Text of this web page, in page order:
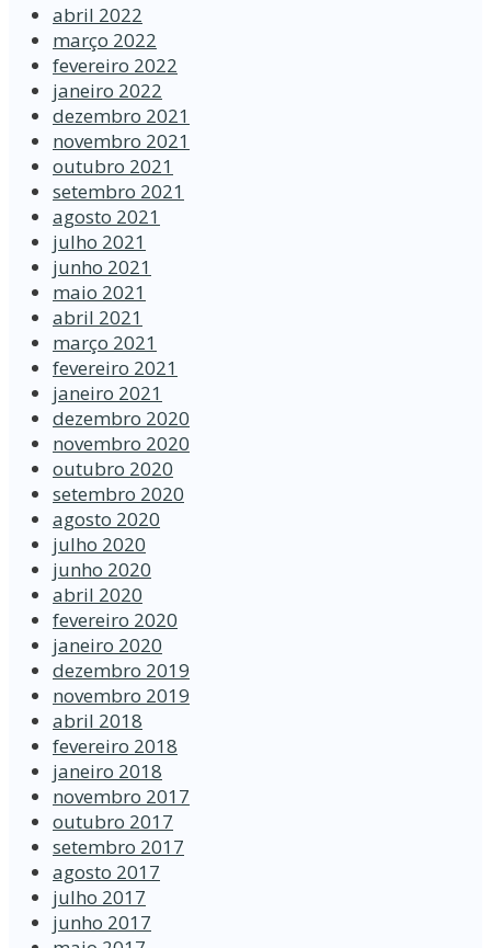
abril 2022
março 2022
fevereiro 2022
janeiro 2022
dezembro 2021
novembro 2021
outubro 2021
setembro 2021
agosto 2021
julho 2021
junho 2021
maio 2021
abril 2021
março 2021
fevereiro 2021
janeiro 2021
dezembro 2020
novembro 2020
outubro 2020
setembro 2020
agosto 2020
julho 2020
junho 2020
abril 2020
fevereiro 2020
janeiro 2020
dezembro 2019
novembro 2019
abril 2018
fevereiro 2018
janeiro 2018
novembro 2017
outubro 2017
setembro 2017
agosto 2017
julho 2017
junho 2017